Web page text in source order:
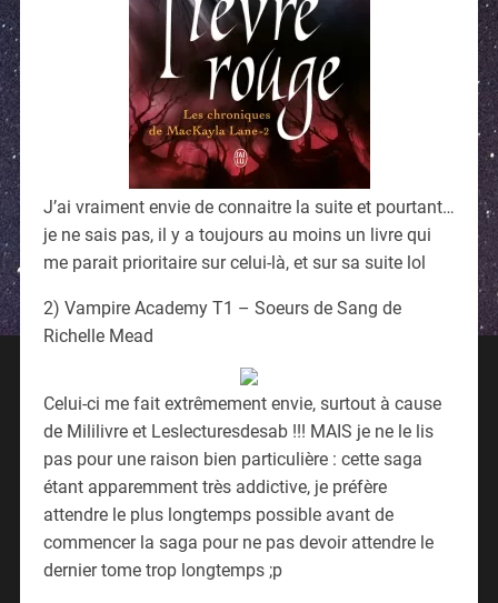
J’ai vraiment envie de connaitre la suite et pourtant…
je ne sais pas, il y a toujours au moins un livre qui
me parait prioritaire sur celui-là, et sur sa suite lol
2) Vampire Academy T1 – Soeurs de Sang de
Richelle Mead
Celui-ci me fait extrêmement envie, surtout à cause
de Mililivre et Leslecturesdesab !!! MAIS je ne le lis
pas pour une raison bien particulière : cette saga
étant apparemment très addictive, je préfère
attendre le plus longtemps possible avant de
commencer la saga pour ne pas devoir attendre le
dernier tome trop longtemps ;p